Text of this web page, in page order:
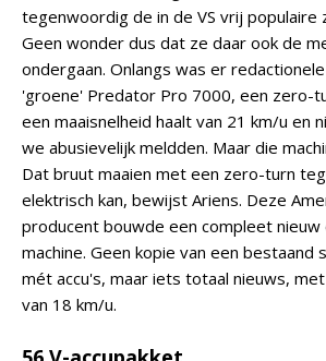
tegenwoordig de in de VS vrij populaire
Geen wonder dus dat ze daar ook de
ondergaan. Onlangs was er
'groene' Predator Pro 7000, een zero-
een maaisnelheid haalt van 21 km/u en
we abusievelijk meldden. Maar die
Dat bruut maaien met een zero-turn
elektrisch kan, bewijst Ariens. Deze
producent bouwde een compleet nieuw
machine. Geen kopie van een bestaand
mét accu's, maar iets totaal nieuws,
van 18 km/u.